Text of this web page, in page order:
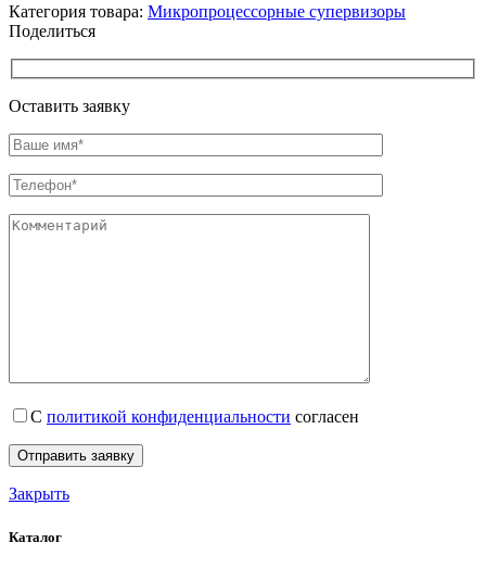
Категория товара: Микропроцессорные супервизоры
Поделиться
Оставить заявку
С политикой конфиденциальности согласен
Закрыть
Каталог